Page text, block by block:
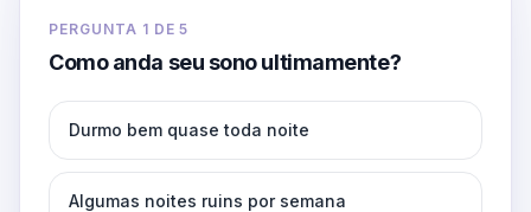
PERGUNTA 1 DE5
Como anda seu sono ultimamente?
Durmo bem quase toda noite
Algumas noites ruins por semana